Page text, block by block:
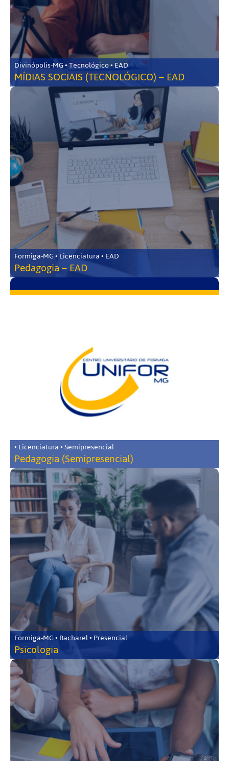
Divinópolis-MG • Tecnológico • EAD
MÍDIAS SOCIAIS (TECNOLÓGICO) – EAD
Formiga-MG • Licenciatura • EAD
Pedagogia – EAD
• Licenciatura • Semipresencial
Pedagogia (Semipresencial)
Formiga-MG • Bacharel • Presencial
Psicologia